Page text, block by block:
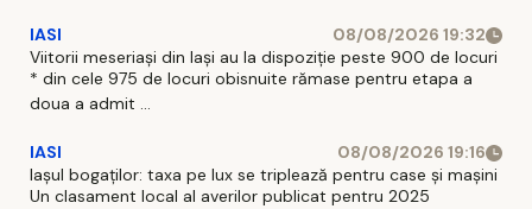
IASI
08/08/2026 19:32
Viitorii meseriași din Iași au la dispoziție peste 900 de locuri
* din cele 975 de locuri obisnuite rămase pentru etapa a
doua a admit ...
IASI
08/08/2026 19:16
Iașul bogaților: taxa pe lux se triplează pentru case și mașini
Un clasament local al averilor publicat pentru 2025